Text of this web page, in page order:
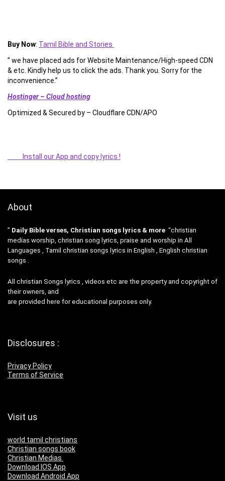
Buy Now: Tamil Bible and Stories
” we have placed ads for Website Maintenance/High-speed CDN
& etc. Kindly help us to click the ads. Thank you. Sorry for the
inconvenience.”
Hostinger – Cloud hosting
Optimized & Secured by – Cloudflare CDN/APO
Install our App and copy lyrics !
About
” Daily Bible verses, Christian songs lyrics & more “christian
medias worship, christian song lyrics, praise and worship in All
Languages , Tamil christian songs lyrics in English , English christian
songs .
All christian Songs lyrics , videos etc are the property and copyright of
their owners, and
are provided here for educational purposes only.
Disclosures :
Privacy Policy
Terms of Service
Visit us
world tamil christians
Christian songs book
Christian Medias
Download IOS App
Download Android App